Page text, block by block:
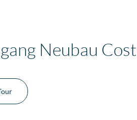
Neubau